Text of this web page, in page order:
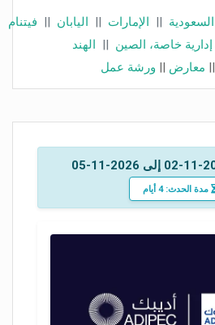
السعودية || الإمارات || اليابان || فيتنام
خاصة، الصين || الهند
|| معارض || ورشة عمل
مدة الحدث: 4 أيام